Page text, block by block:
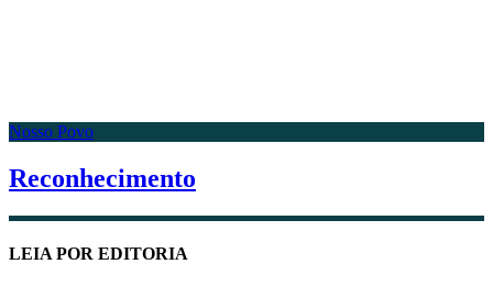
Nosso Povo
Reconhecimento
LEIA POR EDITORIA